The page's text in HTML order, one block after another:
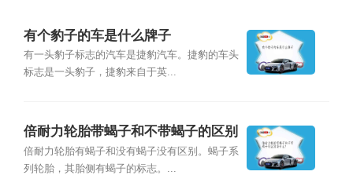
有个豹子的车是什么牌子
有一头豹子标志的汽车是捷豹汽车。捷豹的车头
标志是一头豹子，捷豹来自于英...
倍耐力轮胎带蝎子和不带蝎子的区别
是什么？
倍耐力轮胎有蝎子和没有蝎子没有区别。蝎子系
列轮胎，其胎侧有蝎子的标志。...